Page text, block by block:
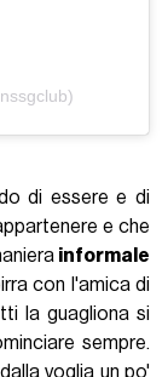
di essere e di
e che
informale
con l'amica di
la guagliona si
sempre.
voglia un po'